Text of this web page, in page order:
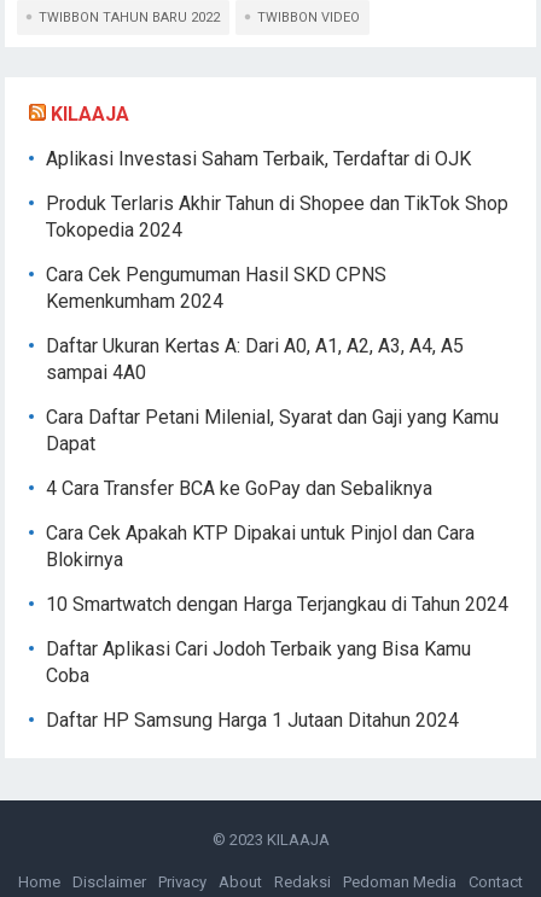
TWIBBON TAHUN BARU 2022 TWIBBON VIDEO
KILAAJA
Aplikasi Investasi Saham Terbaik, Terdaftar di OJK
Produk Terlaris Akhir Tahun di Shopee dan TikTok Shop
Tokopedia 2024
Cara Cek Pengumuman Hasil SKD CPNS
Kemenkumham 2024
Daftar Ukuran Kertas A: Dari A0, A1, A2, A3, A4, A5
sampai 4A0
Cara Daftar Petani Milenial, Syarat dan Gaji yang Kamu
Dapat
4 Cara Transfer BCA ke GoPay dan Sebaliknya
Cara Cek Apakah KTP Dipakai untuk Pinjol dan Cara
Blokirnya
10 Smartwatch dengan Harga Terjangkau di Tahun 2024
Daftar Aplikasi Cari Jodoh Terbaik yang Bisa Kamu
Coba
Daftar HP Samsung Harga 1 Jutaan Ditahun 2024
© 2023 KILAAJA
Home Disclaimer Privacy About Redaksi Pedoman Media Contact